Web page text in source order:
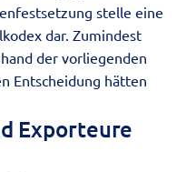
stelle eine
dar. Zumindest
der vorliegenden
Entscheidung hätten
Exporteure